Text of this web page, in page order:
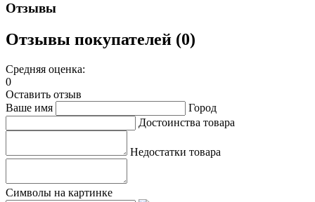
Отзывы
Отзывы покупателей (0)
Средняя оценка:
0
Оставить отзыв
Ваше имя
Город
Достоинства товара
Недостатки товара
Символы на картинке